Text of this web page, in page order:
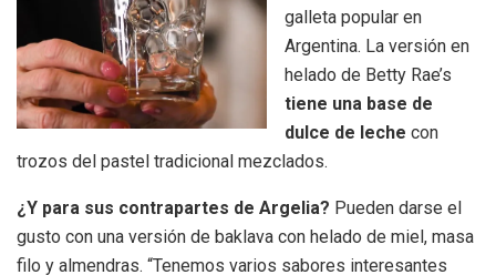
galleta popular en
Argentina. La versión en
helado de Betty Rae’s
tiene una base de
dulce de leche con
trozos del pastel tradicional mezclados.
¿Y para sus contrapartes de Argelia? Pueden darse el
gusto con una versión de baklava con helado de miel, masa
filo y almendras. “Tenemos varios sabores interesantes